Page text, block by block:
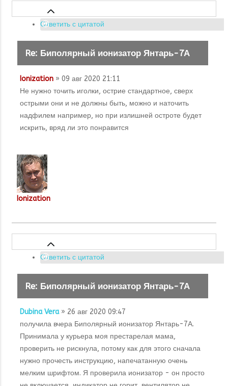
Ответить с цитатой
Re: Биполярный ионизатор Янтарь-7А
Ionization » 09 авг 2020 21:11
Не нужно точить иголки, острие стандартное, сверх
острыми они и не должны быть, можно и наточить
надфилем например, но при излишней остроте будет
искрить, вряд ли это понравится
Ionization
Ответить с цитатой
Re: Биполярный ионизатор Янтарь-7А
Dubina Vera» 26 авг 2020 09:47
получила вчера Биполярный ионизатор Янтарь-7А.
Принимала у курьера моя престарелая мама,
проверить не рискнула, потому как для этого сначала
нужно прочесть инструкцию, напечатанную очень
мелким шрифтом. Я проверила ионизатор - он просто